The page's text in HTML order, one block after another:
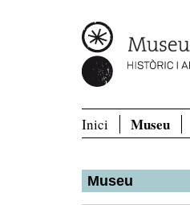
Inici Museu
Museu